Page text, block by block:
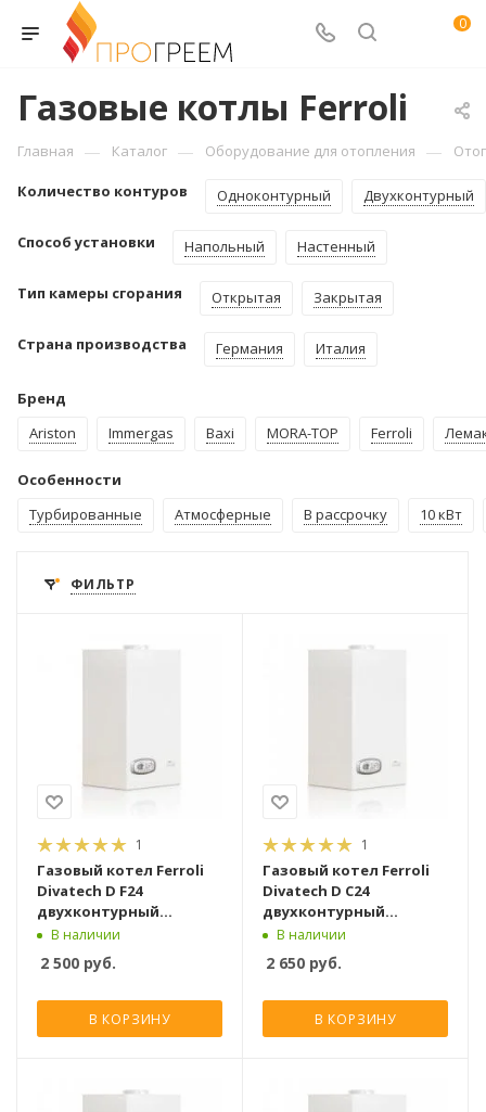
0
Газовые котлы Ferroli
Главная — Каталог — Оборудование для отопления —
Количество контуров Одноконтурный Двухконтурный
Способ установки Напольный Настенный
Тип камеры сгорания Открытая Закрытая
Страна производства Германия Италия
Бренд
Ariston
Immergas Baxi MORA-TOP Ferroli
Особенности
Турбированные
Атмосферные В рассрочку 10 кВт
ФИЛЬТР
1
Газовый котел Ferroli
Divatech D F24
двухконтурный
турбированный [24 кВт]
В наличии
2 500 руб.
В КОРЗИНУ
1
Газовый котел Ferroli
Divatech D C24
двухконтурный
атмосферный [24 кВт]
В наличии
2 650 руб.
В КОРЗИНУ